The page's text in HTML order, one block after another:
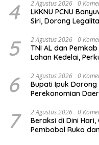
4 2 Agustus 2026 0
LKKNU PCNU
Siri, Dorong
5 2 Agustus 2026 0
TNI AL dan
Lahan Kedelai,
6 2 Agustus 2026 0
Bupati Ipuk Dorong
Perekonomian
7 2 Agustus 2026 0
Beraksi di Dini
Pembobol Ruko